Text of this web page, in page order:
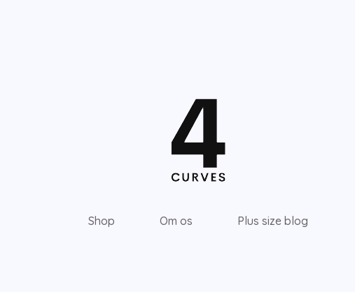
Shop Om os Plus size blog